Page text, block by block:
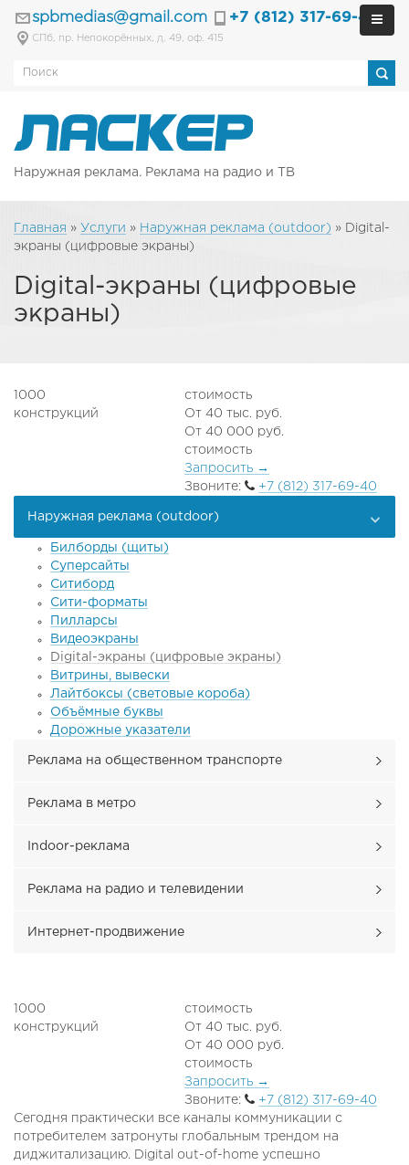
spbmedias@gmail.com +7 (812) 317-69-40
СПб, пр. Непокорённых, д. 49, оф. 415
Наружная реклама. Реклама на радио и ТВ
Главная » Услуги » Наружная реклама (outdoor) »
Digital-
экраны (цифровые экраны)
Digital-экраны (цифровые
экраны)
1000
конструкций
стоимость
От 40 тыс. руб.
От 40 000 руб.
стоимость
Запросить →
Звоните:
+7 (812) 317-69-40
Наружная реклама (outdoor)
Билборды (щиты)
Суперсайты
Ситиборд
Сити-форматы
Пилларсы
Видеоэкраны
Digital-экраны (цифровые экраны)
Витрины, вывески
Лайтбоксы (световые короба)
Объёмные буквы
Дорожные указатели
Реклама на общественном транспорте
Реклама в метро
Indoor-реклама
Реклама на радио и телевидении
Интернет-продвижение
1000
конструкций
стоимость
От 40 тыс. руб.
От 40 000 руб.
стоимость
Запросить →
Звоните:
+7 (812) 317-69-40
Сегодня практически все каналы коммуникации с
потребителем затронуты глобальным трендом на
диджитализацию. Digital out-of-home успешно